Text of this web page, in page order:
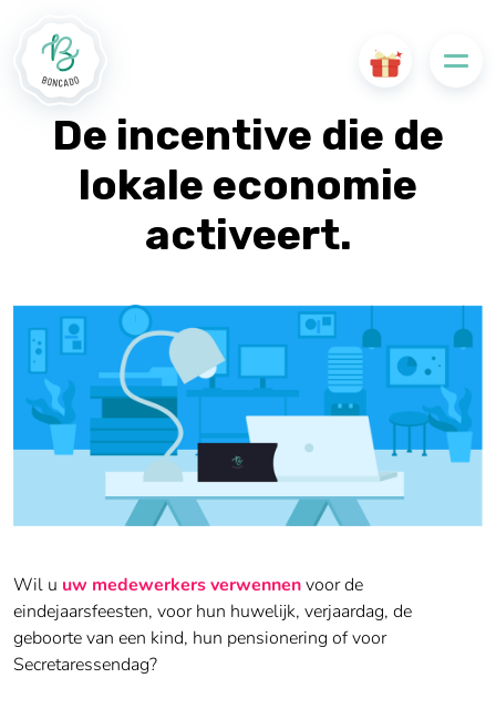
De incentive die de
lokale economie
activeert.
Wil u uw medewerkers verwennenvoor de
eindejaarsfeesten, voor hun huwelijk, verjaardag, de
geboorte van een kind, hun pensionering of voor
Secretaressendag?